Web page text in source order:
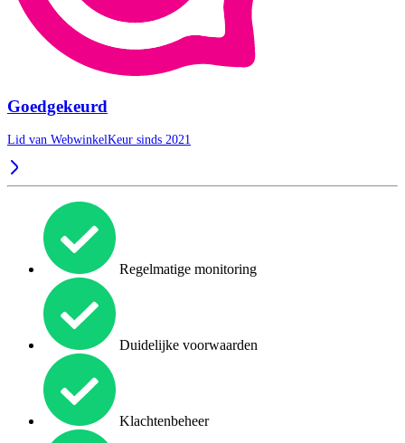
Goedgekeurd
Lid van WebwinkelKeur sinds 2021
Regelmatige monitoring
Duidelijke voorwaarden
Klachtenbeheer